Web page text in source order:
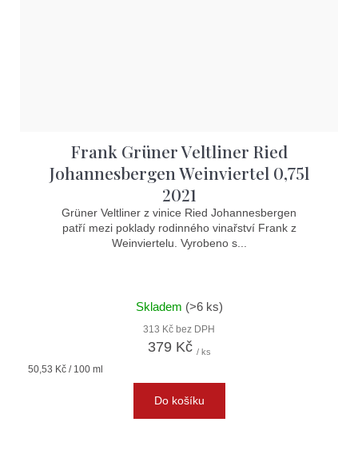
Frank Grüner Veltliner Ried
Johannesbergen Weinviertel 0,75l
2021
Grüner Veltliner z vinice Ried Johannesbergen
patří mezi poklady rodinného vinařství Frank z
Weinviertelu. Vyrobeno s...
Skladem (>6 ks)
313 Kč bez DPH
379 Kč / ks
Měrná
50,53 Kč / 100 ml
Do košíku